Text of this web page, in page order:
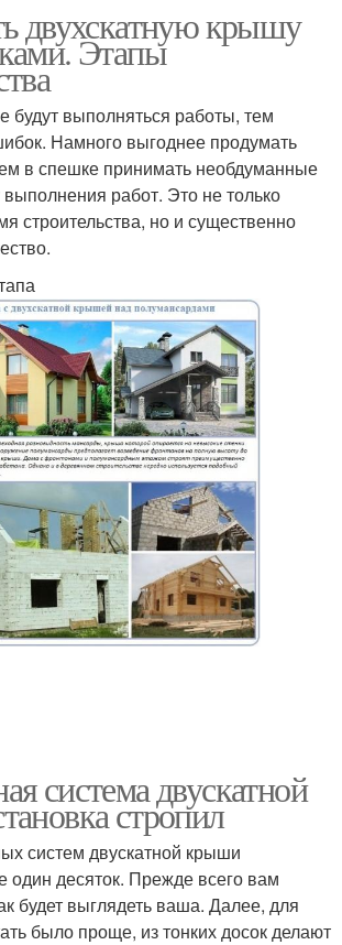
двухскатную крышу
Этапы
будут выполняться работы, тем
Намного выгоднее продумать
в спешке принимать необдуманные
работ. Это не только
строительства, но и существенно
система двускатной
стропил
систем двускатной крыши
один десяток. Прежде всего вам
будет выглядеть ваша. Далее, для
было проще, из тонких досок делают